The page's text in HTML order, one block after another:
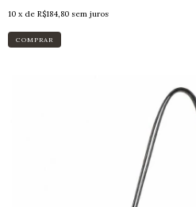
10 x de R$184,80 sem juros
COMPRAR